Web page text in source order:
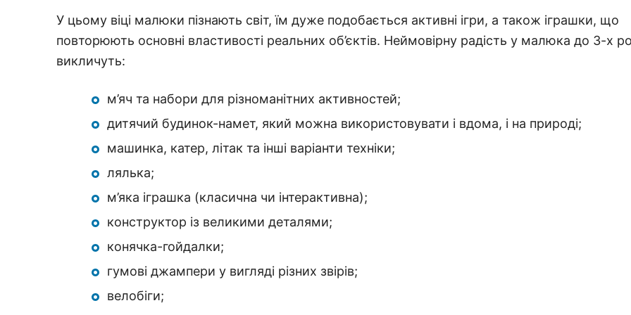
У цьому віці малюки пізнають світ, їм дуже подобається активні ігри, а також іграшки, що
повторюють основні властивості реальних об’єктів. Неймовірну радість у малюка до 3-х
викличуть:
м’яч та набори для різноманітних активностей;
дитячий будинок-намет, який можна використовувати і вдома, і на природі;
машинка, катер, літак та інші варіанти техніки;
лялька;
м’яка іграшка (класична чи інтерактивна);
конструктор із великими деталями;
конячка-гойдалки;
гумові джампери у вигляді різних звірів;
велобіги;